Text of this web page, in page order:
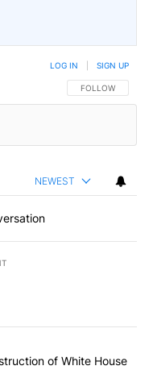
FOLLOW THIS
FOLLOW
LOG IN SIGN UP
NEWEST
articles in the last
blocks construction of
of White House